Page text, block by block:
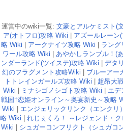
運営中のwiki一覧: 文豪とアルケミスト(
ア(オトフロ)攻略 Wiki
アズールレーン
略 Wiki
アークナイツ攻略 Wiki ラング
ワール攻略 Wiki
あやかしランブル！(
ンダーランド(ツイステ)攻略 Wiki
デタ
幻のフラグメント攻略Wiki
ブルーアー
トトレインガールズ攻略 Wiki
超昂大
Wiki
ミナシゴノシゴト攻略 Wiki エデ
戦国†恋姫オンライン～奥宴新史～攻略
Wiki
エンジェリックリンク（エンクリ
略 Wiki
れじぇくろ！ ～レジェンド・
Wiki
シュガーコンフリクト（シュガコ